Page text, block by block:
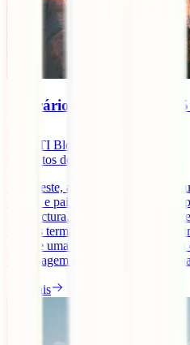
Itinerário de viagem de 4, 5
IATI Blog
minutos de leitura
Budapeste, a capital da Hungria, é
cultura e paisagens incríveis,
arquitectura. Com as
banhos termais relaxantes e uma
oferece uma experiência única para
uma viagem para esta cidade
Ler mais